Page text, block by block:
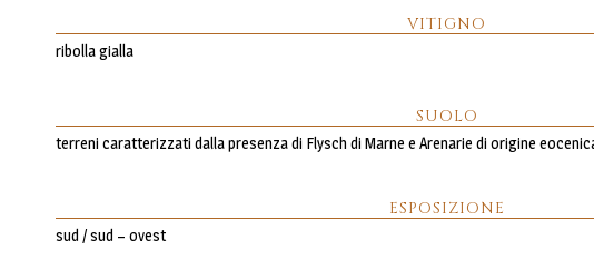
VITIGNO
ribolla gialla
SUOLO
terreni caratterizzati dalla presenza di Flysch di Marne e Arenarie di origine
ESPOSIZIONE
sud / sud – ovest